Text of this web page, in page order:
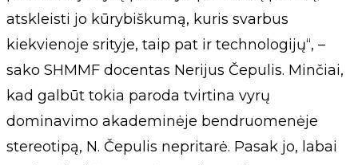
atskleisti jo kūrybiškumą, kuris svarbus
kiekvienoje srityje, taip pat ir technologijų“, –
sako SHMMF docentas Nerijus Čepulis. Minčiai,
kad galbūt tokia paroda tvirtina vyrų
dominavimo akademinėje bendruomenėje
stereotipą, N. Čepulis nepritarė. Pasak jo, labai